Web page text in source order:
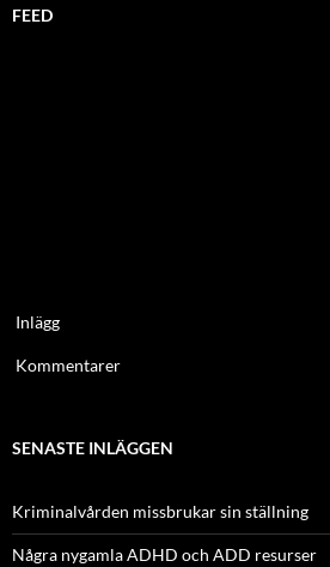
FEED
Inlägg
Kommentarer
SENASTE INLÄGGEN
Kriminalvården missbrukar sin ställning
Några nygamla ADHD och ADD resurser